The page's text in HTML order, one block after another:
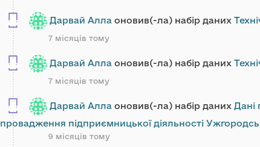
Дарвай Алла оновив(-ла) набір даних
7 місяців тому
Дарвай Алла оновив(-ла) набір даних
7 місяців тому
Дарвай Алла оновив(-ла) набір даних Дані
провадження підприємницької діяльності
9 місяців тому